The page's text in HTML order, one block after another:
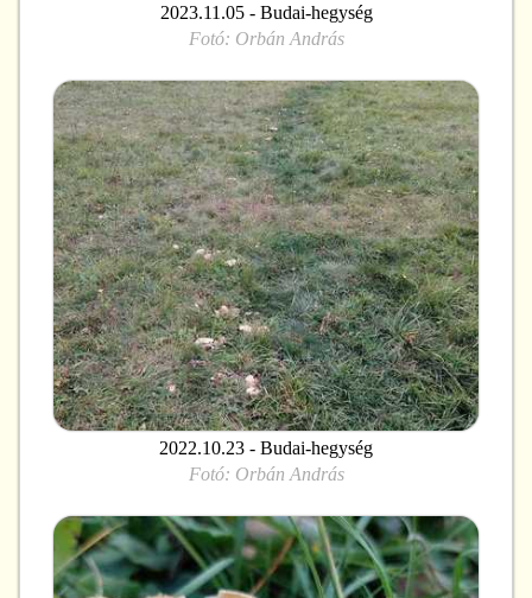
2023.11.05 - Budai-hegység
Fotó: Orbán András
2022.10.23 - Budai-hegység
Fotó: Orbán András